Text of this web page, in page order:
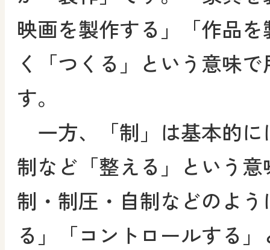
映画を製作する」「作品
く「つくる」という意味
す。
一方、「制」は基本的に
制など「整える」という
制・制圧・自制などのよ
る」「コントロールする